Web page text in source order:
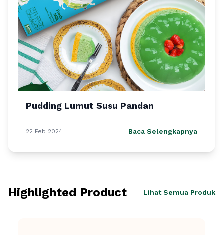
Pudding Lumut Susu Pandan
22 Feb 2024 Baca Selengkapnya
Highlighted Product Lihat Semua Produk